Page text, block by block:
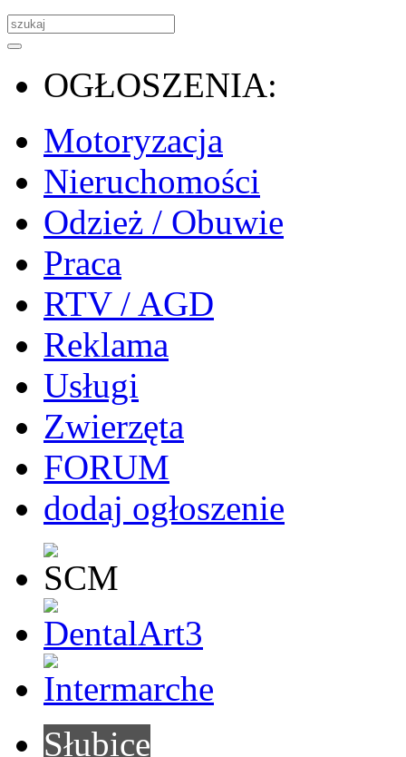
OGŁOSZENIA:
Motoryzacja
Nieruchomości
Odzież / Obuwie
Praca
RTV / AGD
Reklama
Usługi
Zwierzęta
FORUM
dodaj ogłoszenie
Słubice